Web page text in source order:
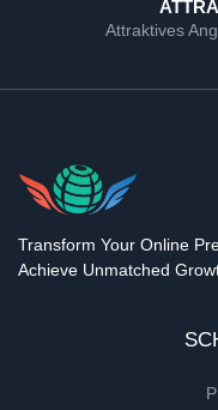
Attraktives
Transform Your Online
Achieve Unmatched